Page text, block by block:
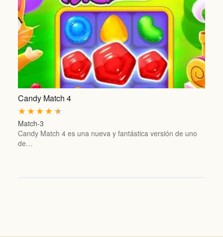
Candy Match 4
★
★
★
★
★
Match-3
Candy Match 4 es una nueva y fantástica versión de uno
de…